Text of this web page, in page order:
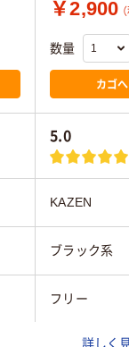
￥2,900
数量
カゴへ
5.0
KAZEN
ブラック系
フリー
詳しく